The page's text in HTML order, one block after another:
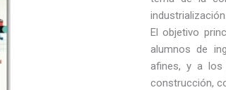
industrialización.
El objetivo
alumnos de
afines, y a los
construcción,